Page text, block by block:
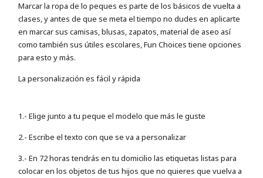
Marcar la ropa de lo peques es parte de los básicos de vuelta a
clases, y antes de que se meta el tiempo no dudes en aplicarte
en marcar sus camisas, blusas, zapatos, material de aseo así
como también sus útiles escolares, Fun Choices tiene opciones
para esto y más.
La personalización es fácil y rápida
1.- Elige junto a tu peque el modelo que más le guste
2.- Escribe el texto con que se va a personalizar
3.- En 72 horas tendrás en tu domicilio las etiquetas listas para
colocar en los objetos de tus hijos que no quieres que vuelva a